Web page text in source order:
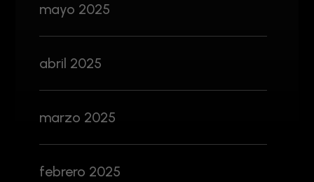
mayo 2025
abril 2025
marzo 2025
febrero 2025